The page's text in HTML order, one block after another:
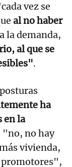
vez se
al no haber
la demanda,
al que se
.
ha
en la
"no, no hay
vivienda,
promotores",